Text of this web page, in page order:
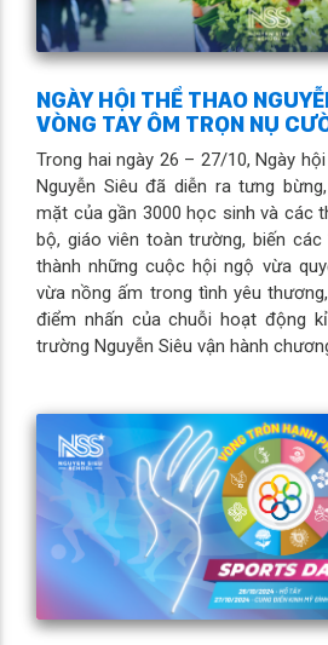
NGÀY HỘI THỂ THAO
VÒNG TAY ÔM TRỌN NỤ
Trong hai ngày 26 – 27/10, Ngày
Nguyễn Siêu đã diễn ra tưng
mặt của gần 3000 học sinh và các
bộ, giáo viên toàn trường, biến các
thành những cuộc hội ngộ vừa
vừa nồng ấm trong tình yêu
điểm nhấn của chuỗi hoạt động
trường Nguyễn Siêu vận hành